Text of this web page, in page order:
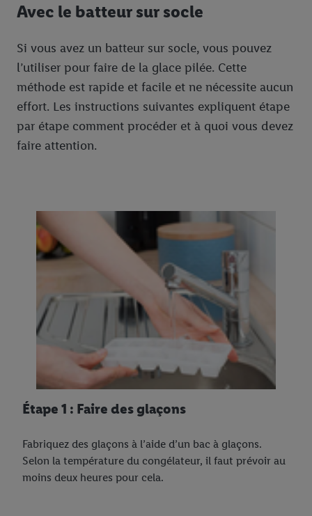
Avec le batteur sur socle
Si vous avez un batteur sur socle, vous pouvez
l’utiliser pour faire de la glace pilée. Cette
méthode est rapide et facile et ne nécessite aucun
effort. Les instructions suivantes expliquent étape
par étape comment procéder et à quoi vous devez
faire attention.
Étape 1 : Faire des glaçons
Fabriquez des glaçons à l’aide d’un bac à glaçons.
Selon la température du congélateur, il faut prévoir au
moins deux heures pour cela.